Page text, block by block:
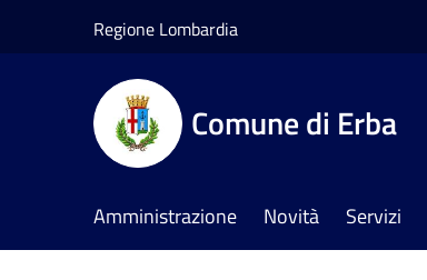
Regione Lombardia
Comune di Erba
Amministrazione Novità Servizi